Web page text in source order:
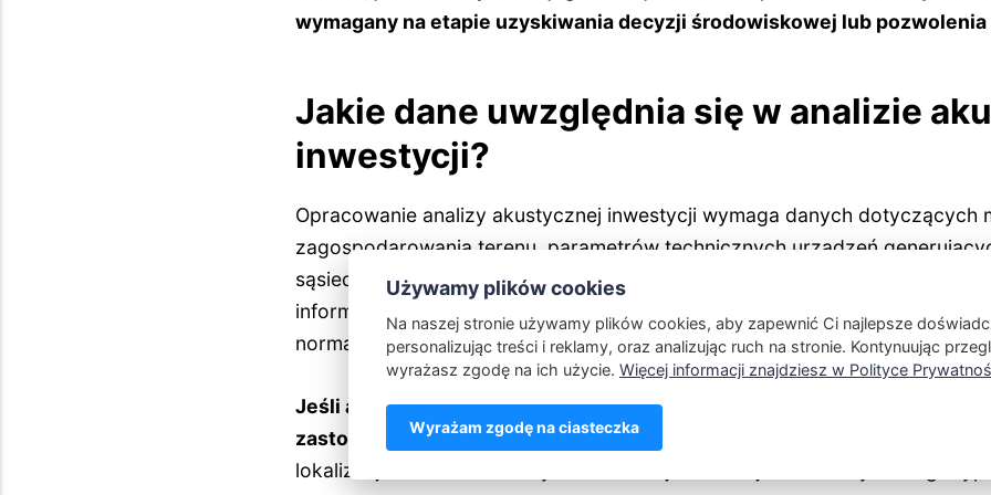
wymagany na etapie uzyskiwania decyzji środowiskowej lub pozwolenia
Jakie dane uwzględnia się w analizie
inwestycji?
Opracowanie analizy akustycznej inwestycji wymaga danych dotyczących
zagospodarowania terenu, parametrów technicznych urządzeń
sąsiednich budynków oraz aktualnego poziomu hałasu w miejscu
informacji specjalista dokonuje modelowania emisji hałasu i porównuje
normami.
Jeśli analiza wykaże ryzyko przekroczenia dopuszczalnych wartości,
zastosowanie odpowiednich środków zaradczych.
Mogą to być np.
lokalizacji źródeł hałasu czy modernizacja instalacji technicznych. Tego
Używamy plików cookies
Na naszej stronie używamy plików cookies, aby zapewnić Ci najlepsze
personalizując treści i reklamy, oraz analizując ruch na stronie. Kontynuując
wyrażasz zgodę na ich użycie. Więcej informacji znajdziesz w Polityce
Wyrażam zgodę na ciasteczka